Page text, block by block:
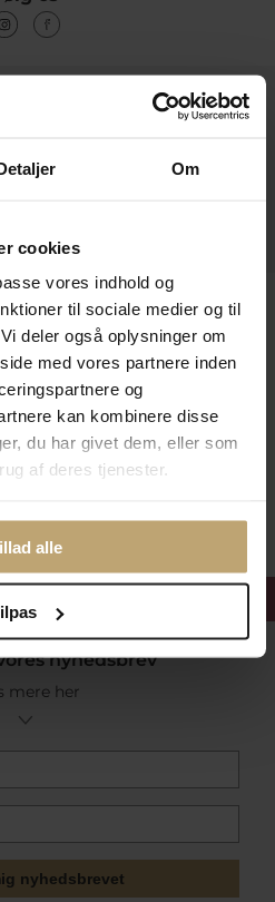
Om
cookies
vores indhold og
til sociale medier og til
deler også oplysninger om
med vores partnere inden
og
kan kombinere disse
du har givet dem, eller som
af deres tjenester.
alle
nyhedsbrev
mere her
nyhedsbrevet